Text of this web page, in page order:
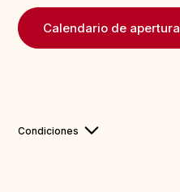
Calendario de apertura
Condiciones